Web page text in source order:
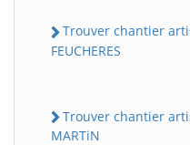
Trouver chantier
FEUCHERES
Trouver chantier
MARTiN